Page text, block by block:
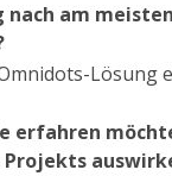
am
Lösung
erfahren